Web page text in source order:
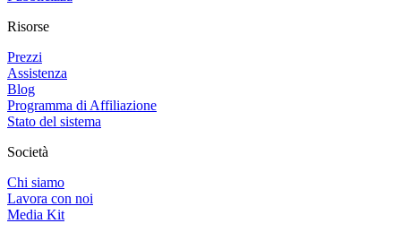
Risorse
Prezzi
Assistenza
Blog
Programma di Affiliazione
Stato del sistema
Società
Chi siamo
Lavora con noi
Media Kit